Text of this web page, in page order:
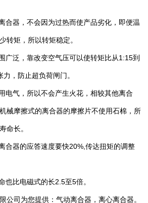
合器，不会因为过热而使产品劣化，即便温
转矩，所以转矩稳定。
广泛，靠改变空气压可以使转矩比从1:15到
，防止超负荷闸门。
电气，所以不会产生火花，相较其他离合
械摩擦式的离合器的摩擦片不使用石棉，所
命长。
合器的应答速度要快20%,传达扭矩的调整
也比电磁式的长2.5至5倍。
公司为您提供：气动离合器 ，离心离合器。